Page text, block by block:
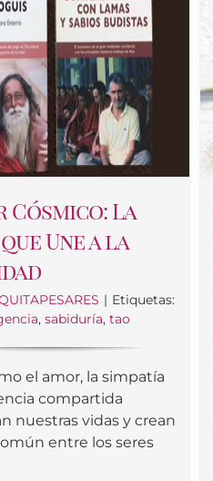
Cósmico: La
Une a la
| Etiquetas:
,sabiduría,tao
el amor, la simpatía
compartida
nuestras vidas y crean
entre los seres